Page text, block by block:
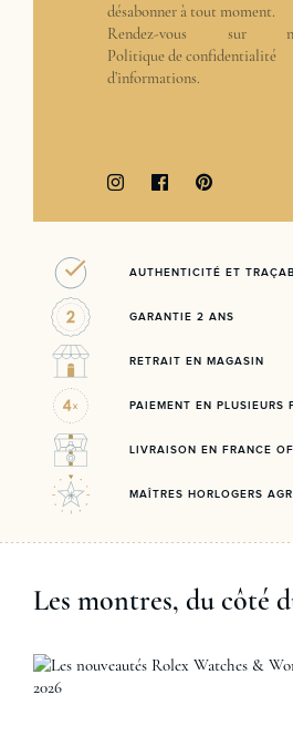
désabonner à tout moment.
Rendez-vous sur
Politique de confidentialité
d’informations.
AUTHENTICITÉ ET
GARANTIE 2 ANS
RETRAIT EN MAGASIN
PAIEMENT EN PLUSIEURS
LIVRAISON EN FRANCE
MAÎTRES HORLOGERS
Les montres, du côté